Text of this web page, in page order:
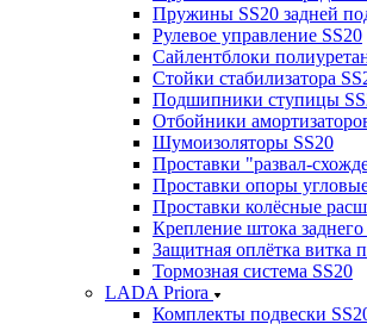
Пружины SS20 задней
Рулевое управление SS20
Сайлентблоки
Стойки стабилизатора
Подшипники ступицы
Отбойники
Шумоизоляторы SS20
Проставки "развал-
Проставки опоры
Проставки колёсные
Крепление штока заднего
Защитная оплётка витка
Тормозная система SS20
LADA Priora
Комплекты подвески